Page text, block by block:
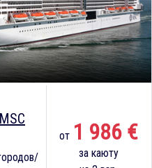
MSC
от 1 986 €
за каюту